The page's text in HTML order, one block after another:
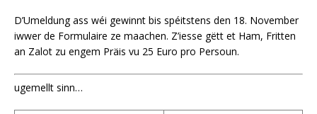
D’Umeldung ass wéi gewinnt bis spéitstens den 18. November
iwwer de Formulaire ze maachen. Z’iesse gëtt et Ham, Fritten
an Zalot zu engem Präis vu 25 Euro pro Persoun.
ugemellt sinn…